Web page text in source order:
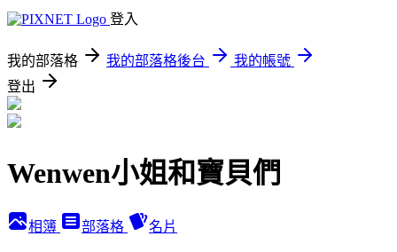
登入
我的部落格 我的部落格後台
我的帳號
登出
Wenwen小姐和寶貝們
相簿 部落格 名片